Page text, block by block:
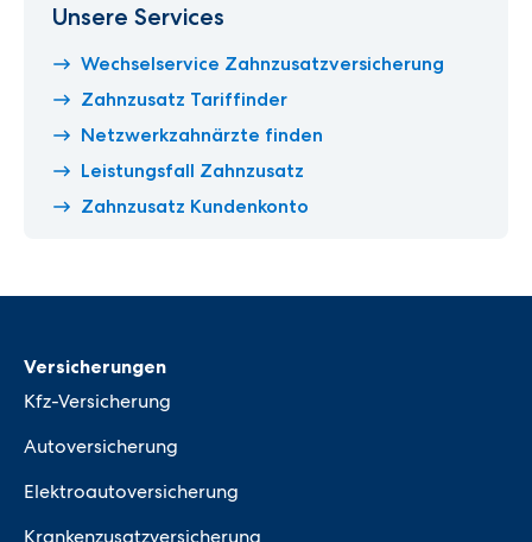
Unsere Services
Wechselservice Zahnzusatzversicherung
Zahnzusatz Tariffinder
Netzwerkzahnärzte finden
Leistungsfall Zahnzusatz
Zahnzusatz Kundenkonto
Versicherungen
Kfz-Versicherung
Autoversicherung
Elektroautoversicherung
Krankenzusatzversicherung